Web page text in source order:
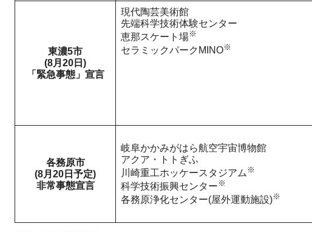
東濃5市
(8月20日)
「緊急事態」宣言
現代陶芸美術館
先端科学技術体験センター
恵那スケート場※
セラミックパークMINO※
各務原市
(8月20日予定)
非常事態宣言
岐阜かかみがはら航空宇宙博物館
アクア・トトぎふ
川崎重工ホッケースタジアム ※
科学技術振興センター ※
各務原浄化センター(屋外運動施設)※